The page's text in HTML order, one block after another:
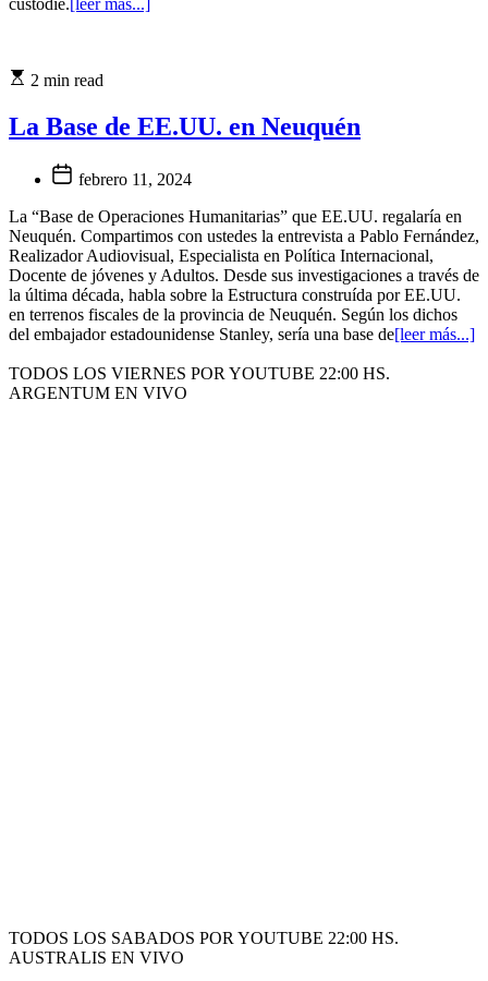
custodie. [leer más...]
2 min read
La Base de EE.UU. en Neuquén
febrero 11, 2024
La “Base de Operaciones Humanitarias” que EE.UU. regalaría en
Neuquén. Compartimos con ustedes la entrevista a Pablo Fernández,
Realizador Audiovisual, Especialista en Política Internacional,
Docente de jóvenes y Adultos. Desde sus investigaciones a través de
la última década, habla sobre la Estructura construída por EE.UU.
en terrenos fiscales de la provincia de Neuquén. Según los dichos
del embajador estadounidense Stanley, sería una base de[leer más...]
TODOS LOS VIERNES POR YOUTUBE 22:00 HS.
ARGENTUM EN VIVO
TODOS LOS SABADOS POR YOUTUBE 22:00 HS.
AUSTRALIS EN VIVO